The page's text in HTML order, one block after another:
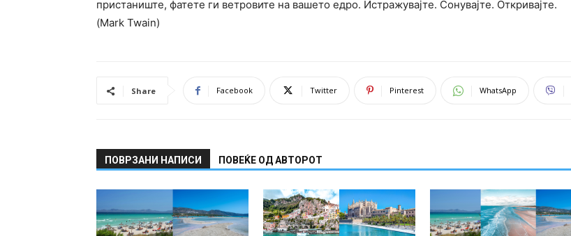
пристаниште, фатете ги ветровите на вашето едро. Истражувајте. Сонувајте. Откривајте.
(Mark Twain)
Share Facebook Twitter Pinterest WhatsApp
ПОВРЗАНИ НАПИСИ ПОВЕЌЕ ОД АВТОРОТ